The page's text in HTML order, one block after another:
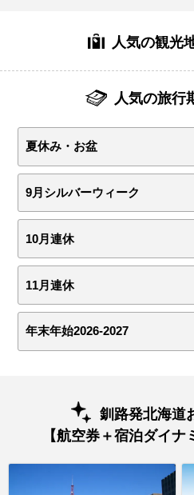
人気の観光
人気の旅行
夏休み・お盆
9月シルバーウィーク
10月連休
11月連休
年末年始2026-2027
釧路発北海道
【航空券＋宿泊ダイナ